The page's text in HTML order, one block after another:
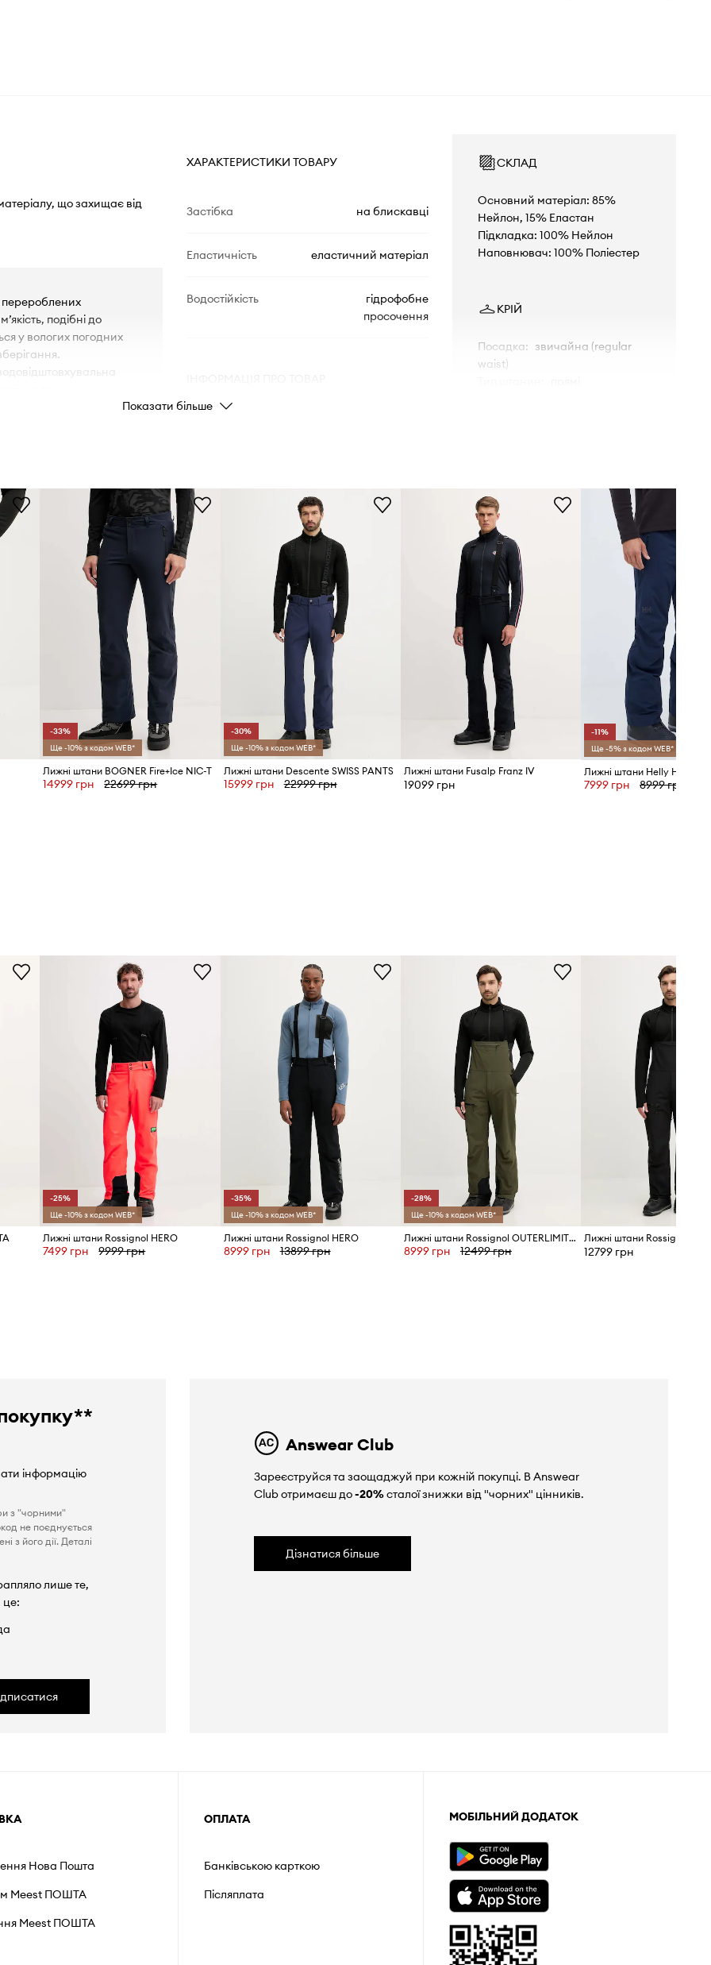
що захищає від
подібні до
у вологих погодних
до стирання,
механічних
гнучкість і
використання і
та вологи.
регулювати
штани не сповзали під
штанів під час руху, а
під зріст
ХАРАКТЕРИСТИКИ ТОВАРУ
Застібка на блискавці
Еластичність еластичний матеріал
Водостійкість
гідрофобне
просочення
Бренд Rossignol
Виробник
СКЛАД
Основний матеріал: 85%
Нейлон, 15% Еластан
Підкладка: 100% Нейлон
Наповнювач: 100% Поліестер
КРІЙ
Посадка: звичайна (regular
waist)
Зріст моделі - 189 см, розмір
товару, представленого на
моделі - M
Стандартна розмірна сітка
Ми рекомендуємо вибирати той
розмір, який Ви зазвичай носите.
Розмірна сітка
Показати більше
-33%
Ще -10% з кодом WEB*
Лижні штани BOGNER Fire+Ice NIC-T
14999 грн 22699 грн
-30%
Ще -10% з кодом WEB*
Лижні штани Descente SWISS PANTS
15999 грн 22999 грн
Лижні штани Fusalp Franz IV
19099 грн
-11%
Ще -5% з кодом WEB*
7999 грн 8999 грн
-25%
Ще -10% з кодом WEB*
Лижні штани Rossignol HERO
7499 грн 9999 грн
-35%
Ще -10% з кодом WEB*
Лижні штани Rossignol HERO
8999 грн 13899 грн
-28%
Ще -10% з кодом WEB*
Лижні штани Rossignol OUTERLIMITS
8999 грн 12499 грн 12799 грн
інформацію
з "чорними"
не поєднується
з його дії. Деталі
лише те,
це:
Answear Club
Зареєструйся та заощаджуй при кожній покупці. В Answear
Club отримаєш до-20%сталої знижки від "чорних" цінників.
Дізнатися більше
Нова Пошта
Meest ПОШТА
Мeest ПОШТА
ОПЛАТА
Банківською карткою
Післяплата
МОБІЛЬНИЙ ДОДАТОК